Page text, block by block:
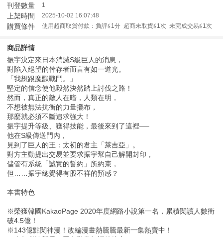
刊登數量 1
上架時間 2025-10-02 16:07:48
購買條件 使用超商取貨付款：負評≦1分 超商未取貨≦1次 未完成交易≦1次
商品詳情
振宇決定來日本消滅S級巨人的消息，
對陷入絕望的倖存者而言有如一道光。
「我想跟魔獸戰鬥。」
堅定的信念使他毅然決然踏上討伐之路！
然而，真正的敵人在暗，人類在明，
不想被無法抗衡的力量擺布，
那麼就必須不斷追求強大！
振宇提升等級、獲得技能，最後來到了這裡──
他在S級傳送門內，
見到了巨人的王：太初的君主「萊吉亞」。
對方主動提出交易並要求振宇幫自己解開封印，
儘管有系統「誠實的誓約」所約束，
但……振宇總覺得有股不祥的預感？
本書特色
※榮獲韓國KakaoPage 2020年度網路小說第一名，累積閱讀人數衝
破4.5億！
※143億點閱神漫！改編漫畫熱騰騰最新一集熱賣中！